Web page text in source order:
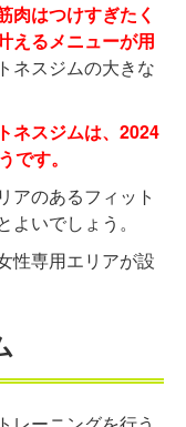
肉はつけすぎたく
えるメニューが用
ネスジムの大きな
ネスジムは、2024
です。
アのあるフィット
いでしょう。
性専用エリアが設